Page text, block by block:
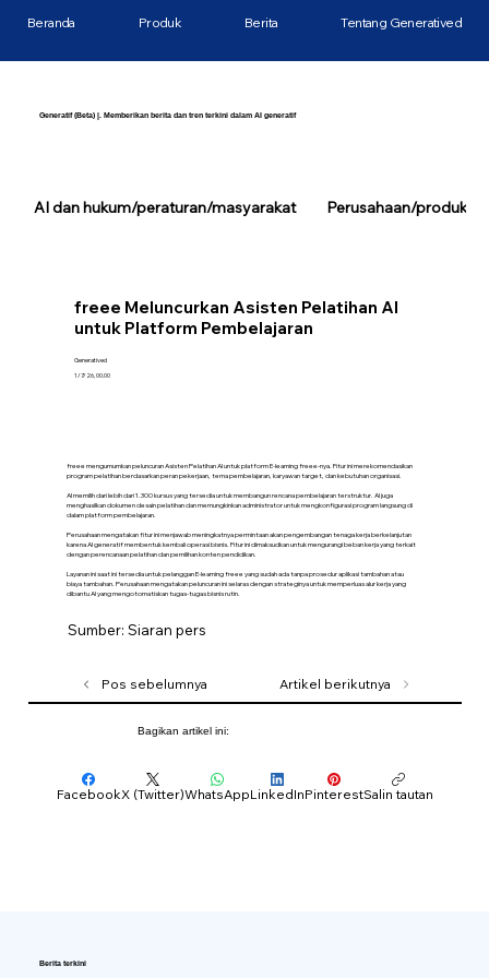
Generatif (Beta) |. Memberikan berita dan tren terkini dalam AI generatif
freee Meluncurkan Asisten Pelatihan AI
untuk Platform Pembelajaran
Generatived
1/7/26, 00.00
freee mengumumkan peluncuran Asisten Pelatihan AI untuk platform E-learning freee-nya. Fitur ini merekomendasikan
program pelatihan berdasarkan peran pekerjaan, tema pembelajaran, karyawan target, dan kebutuhan organisasi.
AI memilih dari lebih dari 1.300 kursus yang tersedia untuk membangun rencana pembelajaran terstruktur. AI juga
menghasilkan dokumen desain pelatihan dan memungkinkan administrator untuk mengkonfigurasi program langsung di
dalam platform pembelajaran.
Perusahaan mengatakan fitur ini menjawab meningkatnya permintaan akan pengembangan tenaga kerja berkelanjutan
karena AI generatif membentuk kembali operasi bisnis. Fitur ini dimaksudkan untuk mengurangi beban kerja yang terkait
dengan perencanaan pelatihan dan pemilihan konten pendidikan.
Layanan ini saat ini tersedia untuk pelanggan E-learning freee yang sudah ada tanpa prosedur aplikasi tambahan atau
biaya tambahan. Perusahaan mengatakan peluncuran ini selaras dengan strateginya untuk memperluas alur kerja yang
dibantu AI yang mengotomatiskan tugas-tugas bisnis rutin.
Sumber: Siaran pers
Pos sebelumnya Artikel berikutnya
Beranda Produk Berita Tentang Generatived
Bagikan artikel ini:
FacebookX (Twitter)WhatsAppLinkedInPinterestSalin tautan
AI dan hukum/peraturan/masyarakat Perusahaan/produk/
Berita terkini